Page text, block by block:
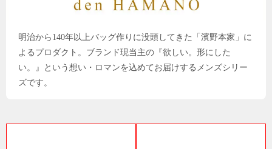
明治から140年以上バッグ作りに没頭してきた「濱野本家」に
よるプロダクト。ブランド現当主の『欲しい。形にした
い。』という想い・ロマンを込めてお届けするメンズシリー
ズです。